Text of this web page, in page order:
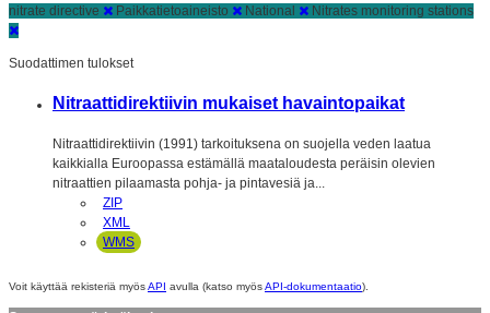
nitrate directive
Paikkatietoaineisto National Nitrates monitoring stations
Suodattimen tulokset
Nitraattidirektiivin mukaiset havaintopaikat
Nitraattidirektiivin (1991) tarkoituksena on suojella veden laatua
kaikkialla Euroopassa estämällä maataloudesta peräisin olevien
nitraattien pilaamasta pohja- ja pintavesiä ja...
ZIP
XML
WMS
Voit käyttää rekisteriä myösAPI avulla (katso myösAPI-dokumentaatio).